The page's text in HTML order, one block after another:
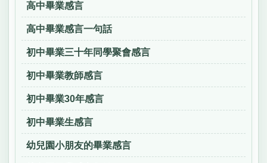
高中畢業感言
高中畢業感言一句話
初中畢業三十年同學聚會感言
初中畢業教師感言
初中畢業30年感言
初中畢業生感言
幼兒園小朋友的畢業感言